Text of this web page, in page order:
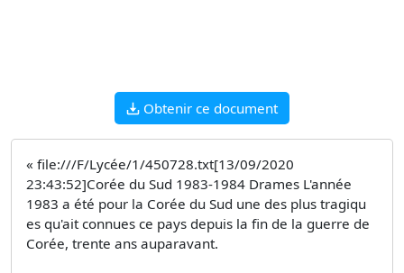
Obtenir ce document
« file:///F/Lycée/1/450728.txt[13/09/2020
23:43:52]Corée du Sud 1983-1984 Drames L'année
1983 a été pour la Corée du Sud une des plus tragiqu
es qu'ait connues ce pays depuis la fin de la guerre de
Corée, trente ans auparavant.